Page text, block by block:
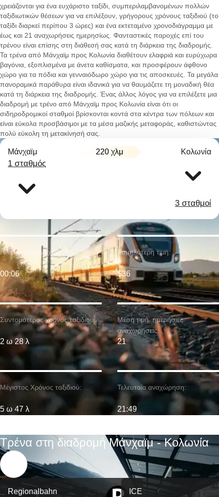
χρειάζονται για ένα ευχάριστο ταξίδι, συμπεριλαμβανομένων πολλών
ταξιδιωτικών θέσεων για να επιλέξουν, γρήγορους χρόνους ταξιδιού (το
ταξίδι διαρκεί περίπου 3 ώρες) και ένα εκτεταμένο χρονοδιάγραμμα με
έως και 21 αναχωρήσεις ημερησίως. Φανταστικές παροχές επί του
τρένου είναι επίσης στη διάθεσή σας κατά τη διάρκεια της διαδρομής.
Τα τρένα από Μάνχαϊμ προς Κολωνία διαθέτουν ελαφριά και ευρύχωρα
βαγόνια, εξοπλισμένα με άνετα καθίσματα, και προσφέρουν άφθονο
χώρο για τα πόδια και γενναιόδωρο χώρο για τις αποσκευές. Τα μεγάλα
πανοραμικά παράθυρα είναι ιδανικά για να θαυμάζετε τη μοναδική θέα
κατά τη διάρκεια της διαδρομής. Ένας άλλος λόγος για να επιλέξετε μια
διαδρομή με τρένο από Μάνχαϊμ προς Κολωνία είναι ότι οι
σιδηροδρομικοί σταθμοί βρίσκονται κοντά στα κέντρα των πόλεων και
είναι εύκολα προσβάσιμοι με τα μέσα μαζικής μεταφοράς, καθιστώντας
πολύ εύκολη τη μετακίνησή σας.
Μάνχαϊμ 220 χλμ Κολωνία
1 σταθμός
3 σταθμοί
Συντομότερος χρόνος ταξιδιού:
2 ω 28 λ
Η νωρίτερη αναχώρηση:
00:06
Μέγιστος Χρόνος ταξιδιού:
5 ω 47 λ
Χαμηλότερη τιμή:
$36
Μέση τιμή. ημερήσιες
αναχωρήσεις:
21
Τελευταία αναχώρηση:
21:49
Τρένα στη διαδρομή Μάνχαϊμ - Κολωνία
Regionalbahn ICE